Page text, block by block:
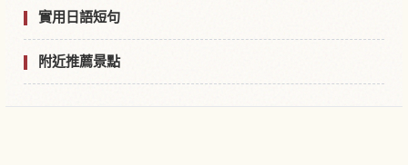
實用日語短句
附近推薦景點